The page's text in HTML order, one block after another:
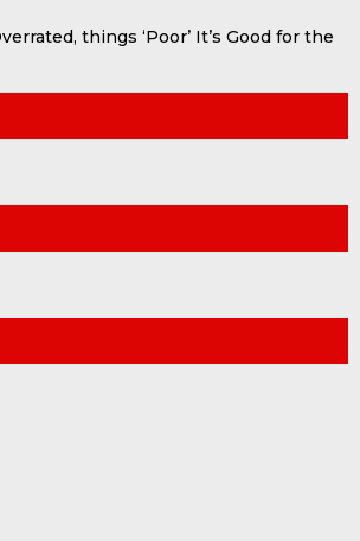
things ‘Poor’ It’s Good for the